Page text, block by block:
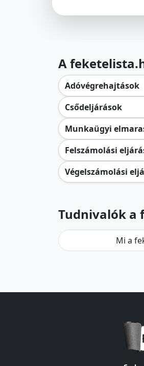
A
Adóvégrehajtások
Csődeljárások
Munkaügyi
Felszámolási
Végelszámolási
Tudnivalók a
Mi a